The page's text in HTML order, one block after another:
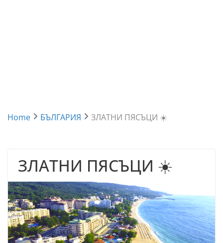
Home БЪЛГАРИЯ ЗЛАТНИ ПЯСЪЦИ ☀️
ЗЛАТНИ ПЯСЪЦИ ☀️